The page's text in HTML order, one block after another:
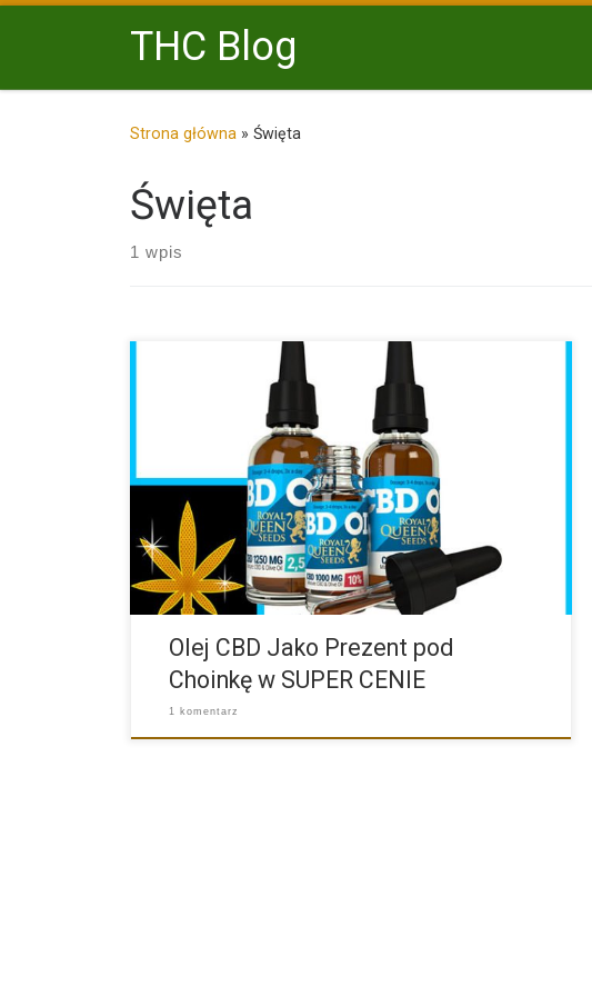
Przejdź do treściTHC Blog
Strona główna » Święta
Święta
1 wpis
Masz w rodzinie Babcię, Dziadka lub kogoś bliskiego kto
cierpi […]
Olej CBD Jako Prezent pod
Choinkę w SUPER CENIE
1 komentarz